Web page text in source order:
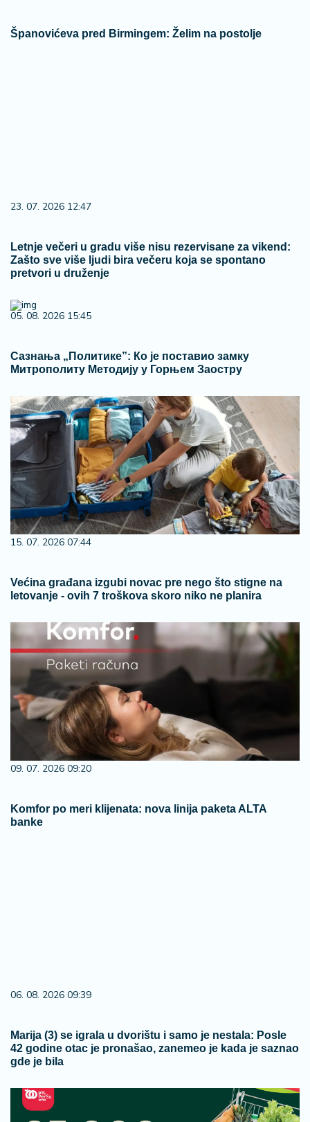
Španovićeva pred Birmingem: Želim na postolje
23. 07. 2026 12:47
Letnje večeri u gradu više nisu rezervisane za vikend:
Zašto sve više ljudi bira večeru koja se spontano
pretvori u druženje
05. 08. 2026 15:45
Сазнања „Политике”: Ко је поставио замку
Митрополиту Методију у Горњем Заостру
15. 07. 2026 07:44
Većina građana izgubi novac pre nego što stigne na
letovanje - ovih 7 troškova skoro niko ne planira
09. 07. 2026 09:20
Komfor po meri klijenata: nova linija paketa ALTA
banke
06. 08. 2026 09:39
Marija (3) se igrala u dvorištu i samo je nestala: Posle
42 godine otac je pronašao, zanemeo je kada je saznao
gde je bila